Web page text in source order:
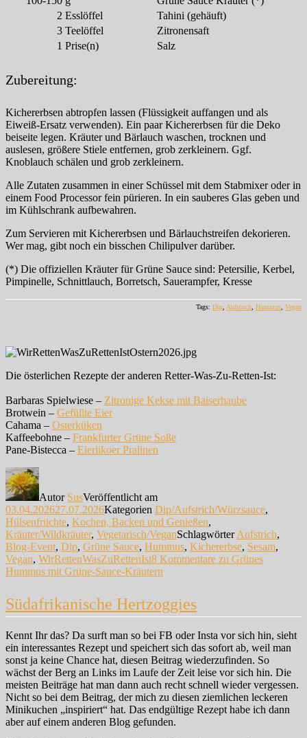
2 Esslöffel
Tahini (gehäuft)
3 Teelöffel
Zitronensaft
1 Prise(n) Salz
Zubereitung:
Kichererbsen abtropfen lassen (Flüssigkeit auffangen und als
Eiweiß-Ersatz verwenden). Ein paar Kichererbsen für die Deko
beiseite legen. Kräuter und Bärlauch waschen, trocknen und
auslesen, größere Stiele entfernen, grob zerkleinern. Ggf.
Knoblauch schälen und grob zerkleinern.
Alle Zutaten zusammen in einer Schüssel mit dem Stabmixer oder in
einem Food Processor fein pürieren. In ein sauberes Glas geben und
im Kühlschrank aufbewahren.
Zum Servieren mit Kichererbsen und Bärlauchstreifen dekorieren.
Wer mag, gibt noch ein bisschen Chilipulver darüber.
(*) Die offiziellen Kräuter für Grüne Sauce sind: Petersilie, Kerbel,
Pimpinelle, Schnittlauch, Borretsch, Sauerampfer, Kresse
Tags: Dip Aufstrich Hummus Vegan
Die österlichen Rezepte der anderen Retter-Was-Zu-Retten-Ist:
Barbaras Spielwiese – Zitronige Kekse mit Baiserhaube
Brotwein – Gefüllte Eier
Cahama – Osterküken
Kaffeebohne – Frankfurter Grüne Soße
Pane-Bistecca – Eierlikoer Pralinen
Autor SusVeröffentlicht am
03.04.202627.07.2026Kategorien Dip/Aufstrich/Würzsauce,
Hülsenfrüchte, Kochen, Backen und Genießen,
Kräuter/Wildkräuter, Vegetarisch/VeganSchlagwörterAufstrich,
Blog-Event, Dip, Grüne Sauce, Hummus, Kichererbse, Sesam,
Vegan, WirRettenWasZuRettenIst8 Kommentare zu Grünes
Hummus mit Grüne-Sauce-Kräutern
Südafrikanische Hertzoggies
Kennt Ihr das? Da surft man so bei FB oder Insta vor sich hin, sieht
ein interessantes Rezept und speichert sich das sofort ab, weil man
sonst ja keine Chance hat, diesen Beitrag wiederzufinden. So
wächst der Berg an Links im Laufe der Zeit leise vor sich hin. Die
meisten Beiträge hat man dann auch recht schnell wieder vergessen.
Nicht so bei dem Beitrag, der mich zu diesen ziemlichen leckeren
Minikuchen „inspiriert“ hat. Das endgültige Rezept habe ich dann
aber auf einem anderen Blog gefunden.